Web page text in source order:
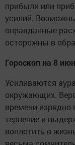
прибыли или
усилий.
оправданные
осторожны в
Гороскоп на 8
Усиливаются
окружающих.
времени изрядно
терпение и
воплотить в